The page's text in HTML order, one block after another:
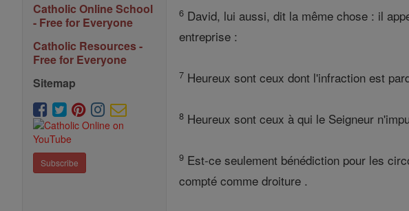
Catholic Online School
- Free for Everyone
Catholic Resources -
Free for Everyone
Sitemap
Subscribe
6 David, lui aussi, dit la même chose : il
entreprise :
7 Heureux sont ceux dont l'infraction est
8 Heureux sont ceux à qui le Seigneur
9 Est-ce seulement bénédiction pour les
compté comme droiture .